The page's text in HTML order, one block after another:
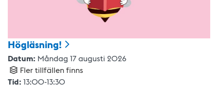
Högläsning!
Datum: Måndag 17 augusti 2026
Fler tillfällen finns
Tid: 13:00-13:30